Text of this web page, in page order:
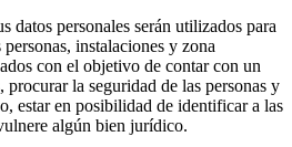
datos personales serán utilizados para
instalaciones y zona
con el objetivo de contar con un
procurar la seguridad de las personas y
estar en posibilidad de identificar a las
algún bien jurídico.